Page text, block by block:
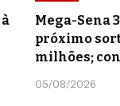
Mega-Sena
próximo
milhões;
05/08/2026